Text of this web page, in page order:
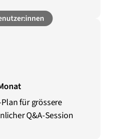
für grössere
Q&A-Session